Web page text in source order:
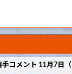
手コメント 11月7日